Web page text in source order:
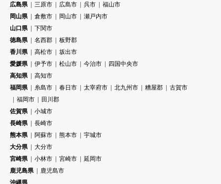
広島県
三原市 広島市 呉市
福山市
岡山県
倉敷市 岡山市
瀬戸内市
山口県
下関市
徳島県
名西郡
板野郡
香川県
高松市
坂出市
愛媛県
伊予市 松山市 今治市
四国中央市
高知県
高知市
福岡県
糸島市 春日市 太宰府市 北九州市 糟屋郡
古賀市
福岡市
田川郡
佐賀県
小城市
長崎県
長崎市
熊本県
阿蘇市 熊本市
宇城市
大分県
大分市
宮崎県
小林市 宮崎市
延岡市
鹿児島県
鹿児島市